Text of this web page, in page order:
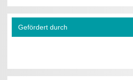
Gefördert durch